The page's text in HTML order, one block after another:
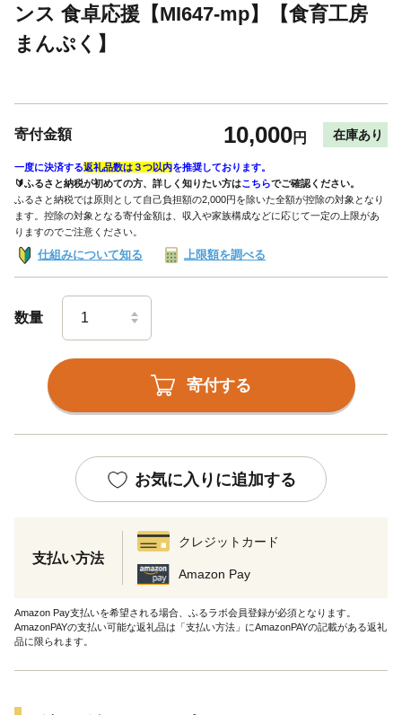
ンス 食卓応援【MI647-mp】【食育工房
まんぷく】
寄付金額 10,000円 在庫あり
一度に決済する返礼品数は３つ以内を推奨しております。
🔰ふるさと納税が初めての方、詳しく知りたい方はこちらでご確認ください。
ふるさと納税では原則として自己負担額の2,000円を除いた全額が控除の対象となり
ます。控除の対象となる寄付金額は、収入や家族構成などに応じて一定の上限があ
りますのでご注意ください。
仕組みについて知る 上限額を調べる
数量
寄付する
お気に入りに追加する
支払い方法
クレジットカード
Amazon Pay
Amazon Pay支払いを希望される場合、ふるラボ会員登録が必須となります。
AmazonPAYの支払い可能な返礼品は「支払い方法」にAmazonPAYの記載がある返礼
品に限られます。